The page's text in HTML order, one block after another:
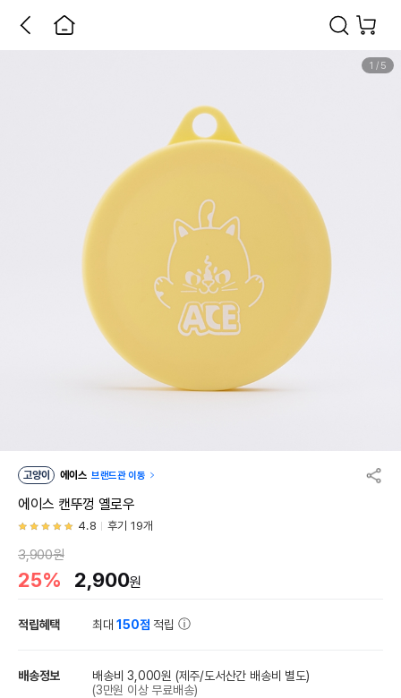
1 / 5
고양이 에이스 브랜드관 이동
에이스 캔뚜껑 옐로우
4.8 후기 19개
3,900원
25% 2,900원
적립혜택 최대150점 적립
배송정보 배송비 3,000원 (제주/도서산간 배송비 별도)
(3만원 이상 무료배송)